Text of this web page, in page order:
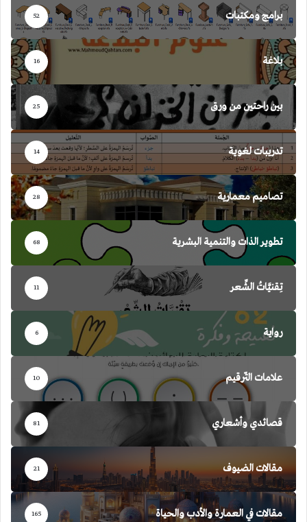
برامج ومكتبات 52
بلاغة 16
بين راحتين من ورق 25
تدريبات لغوية 14
تصاميم معمارية 28
تطوير الذات والتنمية البشرية 68
تِقنيَّاتُ الشِّعر 11
رواية 6
علامات التّرقيم 10
قصائدي وأشعاري 81
مقالات الضيوف 21
مقالات في العمارة والأدب والحياة 165